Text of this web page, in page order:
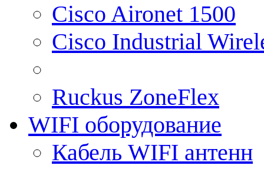
Cisco Aironet 1500
Cisco Industrial
Ruckus ZoneFlex
WIFI оборудование
Кабель WIFI антенн